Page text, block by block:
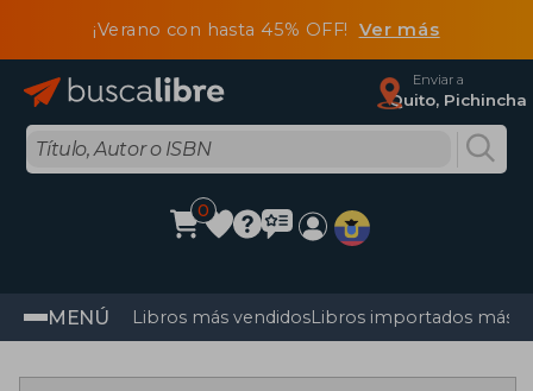
¡Verano con hasta 45% OFF! Ver más
Enviar a
Quito, Pichincha
0
MENÚ Libros más vendidosLibros importados más